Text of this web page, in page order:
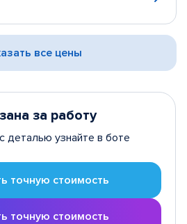
все цены
за работу
деталью узнайте в боте
точную стоимость
точную стоимость